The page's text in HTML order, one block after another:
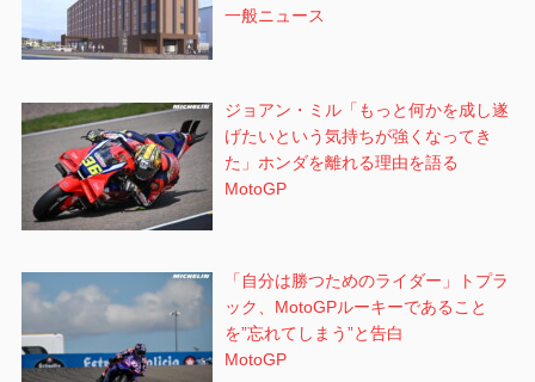
一般ニュース
ジョアン・ミル「もっと何かを成し遂
げたいという気持ちが強くなってき
た」ホンダを離れる理由を語る
MotoGP
「自分は勝つためのライダー」トプラ
ック、MotoGPルーキーであること
を”忘れてしまう”と告白
MotoGP